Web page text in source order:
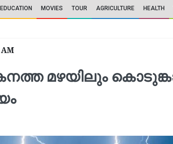
EDUCATION MOVIES TOUR AGRICULTURE HEALTH
AM
മഴയിലും